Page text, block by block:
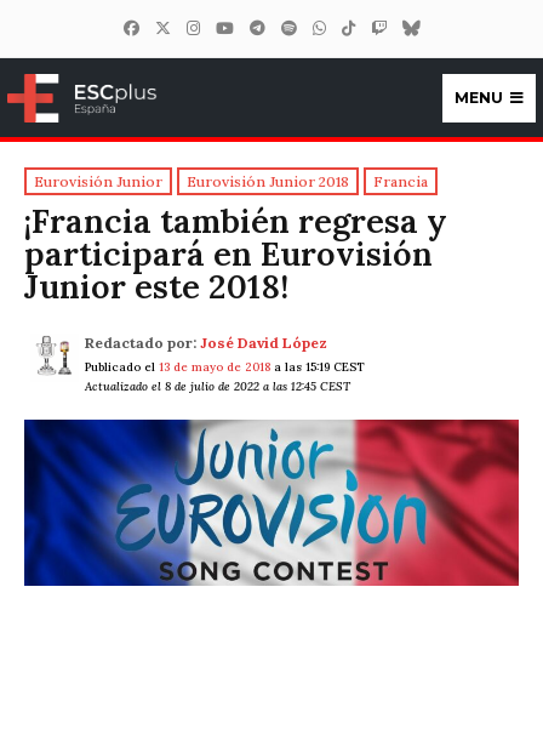
ESCplus España
MENU
Eurovisión Junior Eurovisión Junior 2018 Francia
¡Francia también regresa y
participará en Eurovisión
Junior este 2018!
Redactado por: José David López
Publicado el 13 de mayo de 2018 a las 15:19 CEST
Actualizado el 8 de julio de 2022 a las 12:45 CEST